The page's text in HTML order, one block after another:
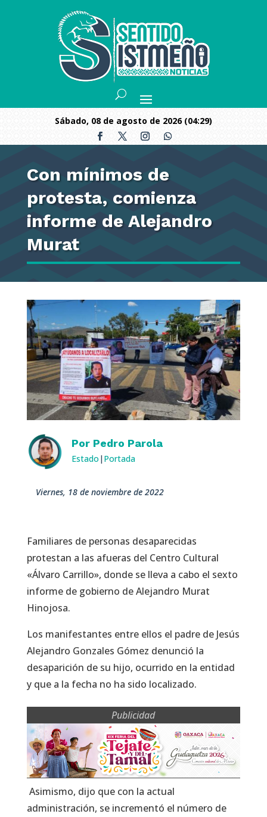
sábado, 08 de agosto de 2026 (04:29)
Con mínimos de
protesta, comienza
informe de Alejandro
Murat
Por Pedro Parola
Estado | Portada
viernes, 18 de noviembre de 2022
Familiares de personas desaparecidas
protestan a las afueras del Centro Cultural
«Álvaro Carrillo», donde se lleva a cabo el sexto
informe de gobierno de Alejandro Murat
Hinojosa.
Los manifestantes entre ellos el padre de Jesús
Alejandro Gonzales Gómez denunció la
desaparición de su hijo, ocurrido en la entidad
y que a la fecha no ha sido localizado.
Publicidad
Asimismo, dijo que con la actual
administración, se incrementó el número de